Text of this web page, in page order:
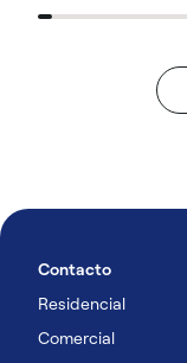
Contacto
Residencial
Comercial